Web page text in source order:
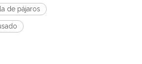
de pájaros